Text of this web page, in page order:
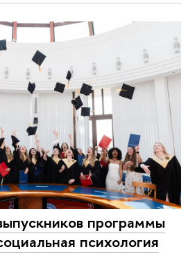
программы
психология